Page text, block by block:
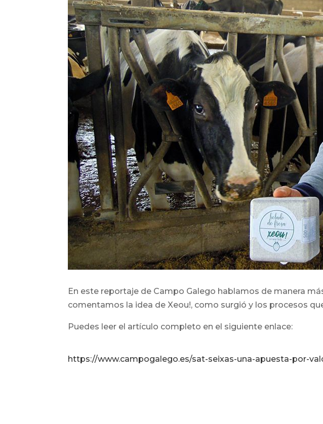
En este reportaje de Campo Galego hablamos de manera
comentamos la idea de Xeou!, como surgió y los procesos
Puedes leer el artículo completo en el siguiente enlace:
https://www.campogalego.es/sat-seixas-una-apuesta-por-